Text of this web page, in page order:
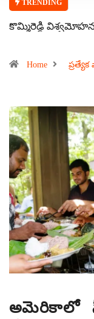
TRENDING
కొమ్మిరెడ్డి
Home ప్రత్యేక
అమెరికాలో